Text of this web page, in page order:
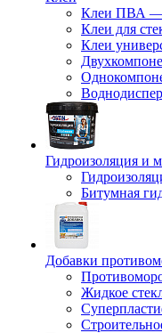
Клеи ПВА
Клеи для
Клеи
Гидроизоляция и
Битумная
Добавки
Жидкое